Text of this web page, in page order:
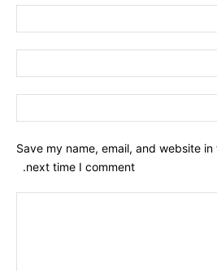
Save my name, email, and website
next time I comment.